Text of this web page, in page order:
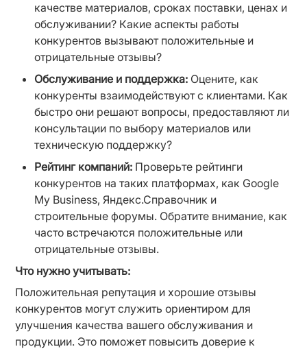
качестве материалов, сроках поставки, ценах и
обслуживании? Какие аспекты работы
конкурентов вызывают положительные и
отрицательные отзывы?
Обслуживание и поддержка: Оцените, как
конкуренты взаимодействуют с клиентами. Как
быстро они решают вопросы, предоставляют ли
консультации по выбору материалов или
техническую поддержку?
Рейтинг компаний: Проверьте рейтинги
конкурентов на таких платформах, как Google
My Business, Яндекс.Справочник и
строительные форумы. Обратите внимание, как
часто встречаются положительные или
отрицательные отзывы.
Что нужно учитывать:
Положительная репутация и хорошие отзывы
конкурентов могут служить ориентиром для
улучшения качества вашего обслуживания и
продукции. Это поможет повысить доверие к